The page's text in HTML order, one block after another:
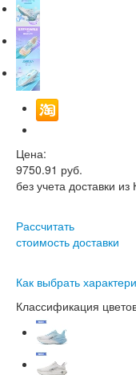
Цена:
9750.91 руб.
без учета доставки
Рассчитать
стоимость доставки
Как выбрать
Классификация